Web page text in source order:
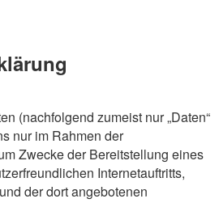
(nachfolgend zumeist nur „Daten“
nur im Rahmen der
Zwecke der Bereitstellung eines
Internetauftritts,
der dort angebotenen